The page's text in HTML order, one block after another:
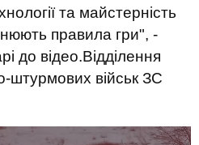
та майстерність
правила гри", -
до відео.Відділення
штурмових військ ЗС